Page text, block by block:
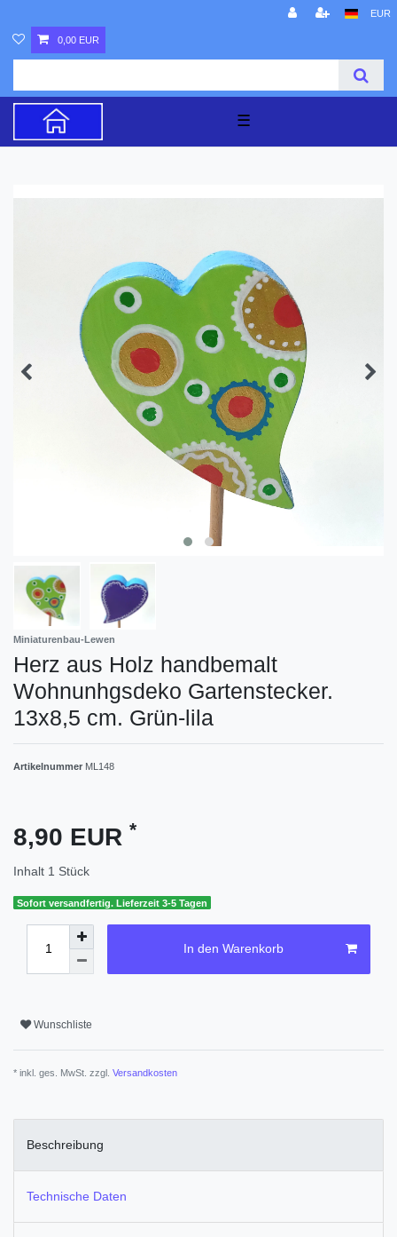
EUR
0,00 EUR
☰
Miniaturenbau-Lewen
Herz aus Holz handbemalt
Wohnunhgsdeko Gartenstecker.
13x8,5 cm. Grün-lila
Artikelnummer ML148
8,90 EUR *
Inhalt 1 Stück
Sofort versandfertig. Lieferzeit 3-5 Tagen
In den Warenkorb
Wunschliste
* inkl. ges. MwSt. zzgl. Versandkosten
Beschreibung
Technische Daten